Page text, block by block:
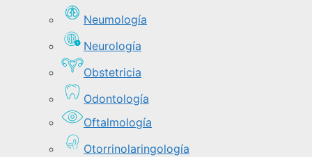
Neumología
Neurología
Obstetricia
Odontología
Oftalmología
Otorrinolaringología